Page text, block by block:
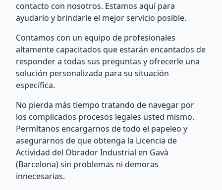
contacto con nosotros. Estamos aquí para
ayudarlo y brindarle el mejor servicio posible.
Contamos con un equipo de profesionales
altamente capacitados que estarán encantados de
responder a todas sus preguntas y ofrecerle una
solución personalizada para su situación
específica.
No pierda más tiempo tratando de navegar por
los complicados procesos legales usted mismo.
Permítanos encargarnos de todo el papeleo y
asegurarnos de que obtenga la Licencia de
Actividad del Obrador Industrial en Gavà
(Barcelona) sin problemas ni demoras
innecesarias.